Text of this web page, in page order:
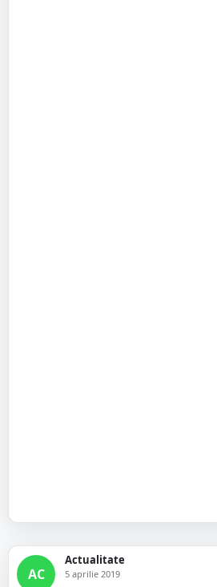
AC
Actualitate
5 aprilie 2019